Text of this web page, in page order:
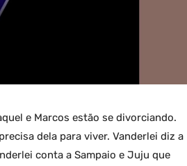
e Marcos estão se divorciando.
dela para viver. Vanderlei diz a
conta a Sampaio e Juju que